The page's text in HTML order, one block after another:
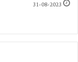
31-08-2023